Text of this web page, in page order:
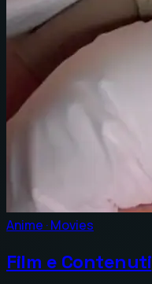
Anime · Movies
Film e Contenuti